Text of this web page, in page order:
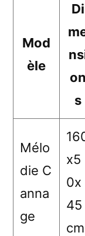
Mod
èle
Di
on
s
Mélo
die C
anna
ge
x5
0x
45
cm